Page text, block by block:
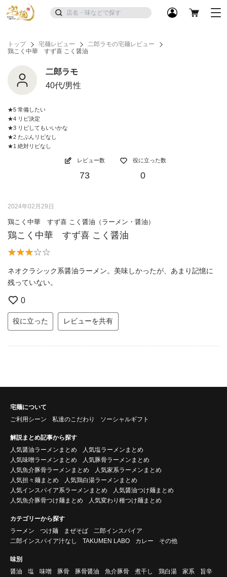
トップ 宅麺レビュー
二郎ラモの宅麺レビュー
鶏こく中華 すず喜 こく醤油
二郎ラモ
40代/男性
★5 常備したい
★4 リピ決定
★3 リピしてもいいかな
★2 たぶんリピなし
★1 絶対リピなし
レビュー数
73
役に立った数
0
2024年02月29日
鶏こく中華 すず喜 こく醤油（ラーメン・醤油）
鶏こく中華 すず喜 こく醤油
ネオクラシック系醤油ラーメン。美味しかったが、あまり記憶に
残っていない。
0
役に立った レビューを共有
宅麺について
ご利用シーン
私達のこだわり ソーシャルギフト
解説まとめ記事から探す
人気醤油ラーメンまとめ
人気塩ラーメンまとめ
人気味噌ラーメンまとめ
人気豚骨ラーメンまとめ
人気魚介豚骨ラーメンまとめ
人気家系ラーメンまとめ
人気担々麺まとめ
人気鶏白湯ラーメンまとめ
人気インスパイア系ラーメンまとめ
人気醤油つけ麺まとめ
人気魚介豚骨つけ麺まとめ
人気変わり種つけ麺まとめ
カテゴリーから探す
ラーメン
つけ麺 まぜそば
二郎インスパイア
二郎インスパイア汁なし
TAKUMEN LABO カレー その他
味別
醤油
塩 味噌 豚骨 豚骨醤油 魚介豚骨 煮干し 鶏白湯 家系
旨辛